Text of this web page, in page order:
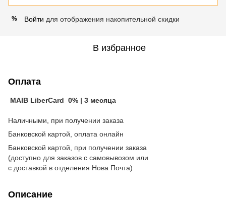
% Войти для отображения накопительной скидки
В избранное
Оплата
MAIB LiberCard 0% | 3 месяца
Наличными, при получении заказа
Банковской картой, оплата онлайн
Банковской картой, при получении заказа
(доступно для заказов с самовывозом или
с доставкой в отделения Нова Почта)
Описание